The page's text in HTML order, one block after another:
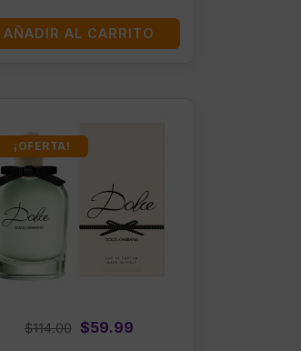
AÑADIR AL CARRITO
¡OFERTA!
$114.00
Original
$59.99Current